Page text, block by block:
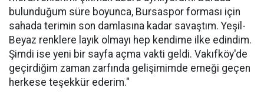
bulunduğum süre boyunca, Bursaspor forması için
sahada terimin son damlasına kadar savaştım. Yeşil-
Beyaz renklere layık olmayı hep kendime ilke edindim.
Şimdi ise yeni bir sayfa açma vakti geldi. Vakıfköy'de
geçirdiğim zaman zarfında gelişimimde emeği geçen
herkese teşekkür ederim."